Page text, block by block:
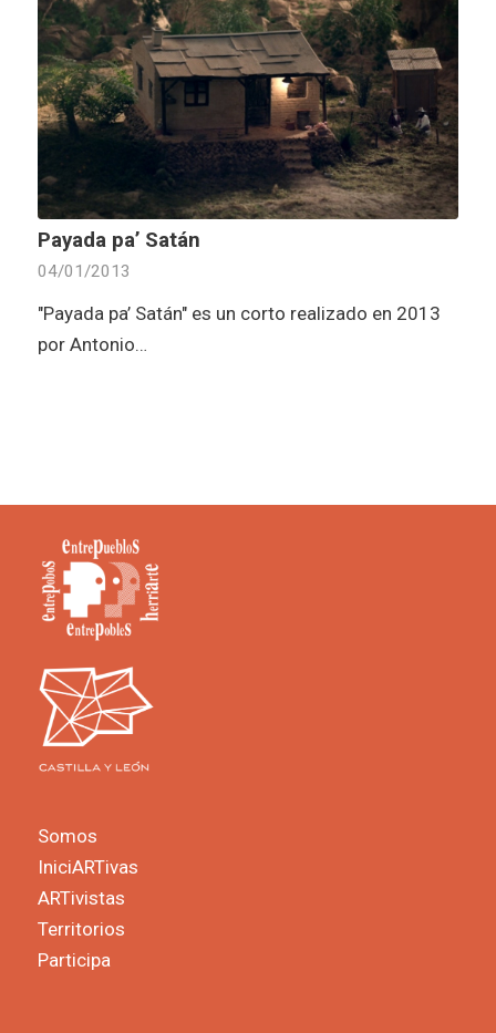
Payada pa’ Satán
04/01/2013
"Payada pa’ Satán" es un corto realizado en 2013
por Antonio…
Somos
IniciARTivas
ARTivistas
Territorios
Participa